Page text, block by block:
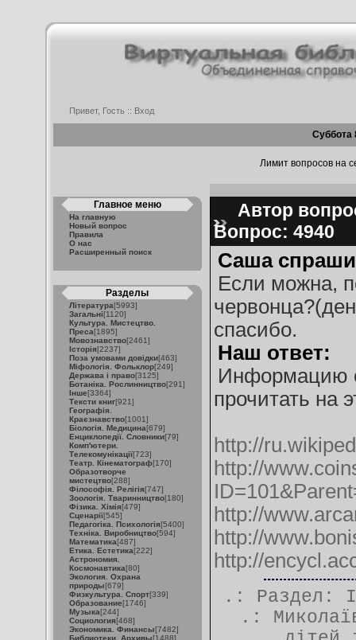
Привет, Гость :: Вход
Суббота
Лимит вопросов на
Главное меню
На главную
Новый вопрос
Правила
О нас
Расширенный поиск
Разделы
Література[5993]
Загальні[1120]
Культура. Мистецтво.
Преса[1895]
Мовознавство[2461]
Історія[2237]
Поза умовами довідки[463]
Міфологія. Фольклор[249]
Держава і право[3125]
Ботаніка. Рослинництво[291]
Інше[3364]
Тексти книг[921]
Географія.
Краєзнавство[1001]
Біологія. Медицина[679]
Енциклопедії. Словники[79]
Комп'ютери.
Телекомунікації[723]
Театр. Кінематограф[170]
Образотворче
мистецтво[288]
Філософія. Релігія[747]
Зоологія. Тваринництво[180]
Фізика. Хімія[479]
Сценарії[545]
Педагогіка. Психологія[5400]
Техніка. Виробництво[594]
Математика[487]
Етика. Естетика[222]
Астрономия.
Космонавтика[80]
Экология. Охрана
природы[679]
Физкультура. Спорт[339]
Образование[1746]
Музыка[244]
Социология[468]
Экономика. Финансы[7482]
Библиотеки. Архивы[1488]
Автор
Вопрос: 4940
Саша
Если можна,
спасибо.
Наш ответ:
Информацию
прочитать на
http://
http://
http://
http://
http://
.: Раздел:
.: